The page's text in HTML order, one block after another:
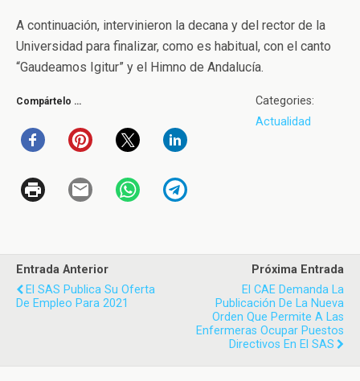
A continuación, intervinieron la decana y del rector de la
Universidad para finalizar, como es habitual, con el canto
“Gaudeamos Igitur” y el Himno de Andalucía.
Compártelo …
Categories:
Actualidad
Entrada Anterior
El SAS Publica Su Oferta
De Empleo Para 2021
Próxima Entrada
El CAE Demanda La
Publicación De La Nueva
Orden Que Permite A Las
Enfermeras Ocupar Puestos
Directivos En El SAS